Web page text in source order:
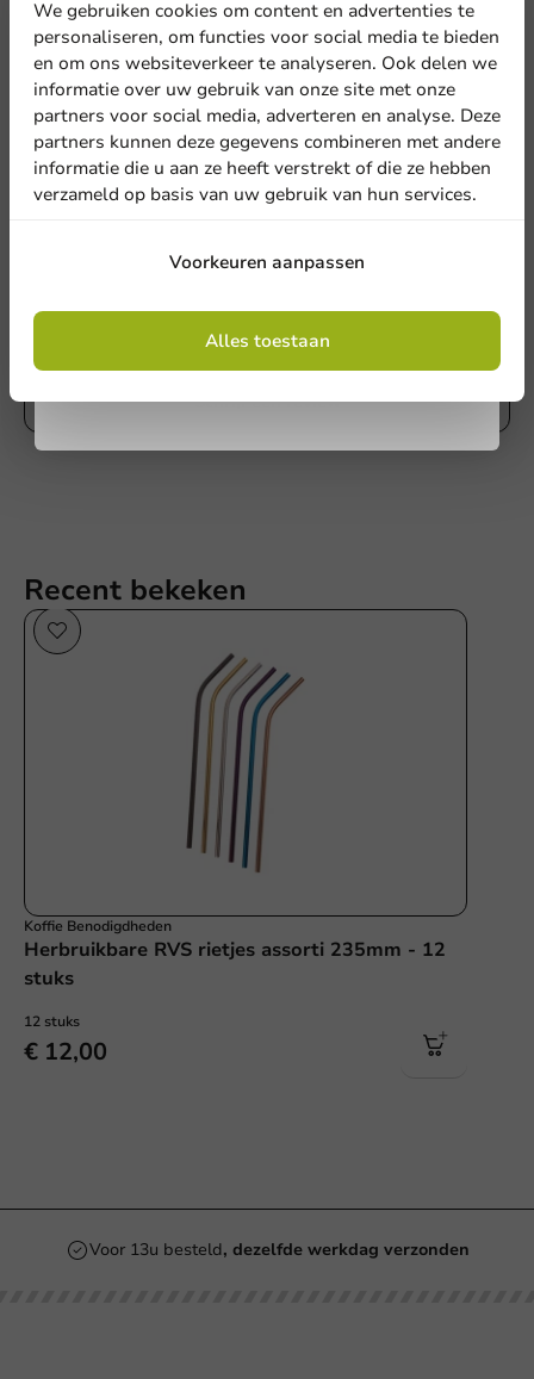
Herbruikbare RVS rietjes assorti 235mm - 12 stuks
Schrijf een review
Recent bekeken
Koffie Benodigdheden
Herbruikbare RVS rietjes assorti 235mm - 12
stuks
12 stuks
€ 12,00
Voor 13u besteld, dezelfde werkdag verzonden
We gebruiken cookies om content en advertenties te
personaliseren, om functies voor social media te bieden
en om ons websiteverkeer te analyseren. Ook delen we
informatie over uw gebruik van onze site met onze
partners voor social media, adverteren en analyse. Deze
partners kunnen deze gegevens combineren met andere
informatie die u aan ze heeft verstrekt of die ze hebben
verzameld op basis van uw gebruik van hun services.
Voorkeuren aanpassen
Alles toestaan
korting
Meld je aan voor onze
nieuwsbrief!
Aanmelden
Door je in te schrijven, ga je akkoord met de
algemene voorwaarden